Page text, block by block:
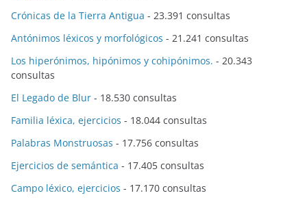
Crónicas de la Tierra Antigua - 23.391 consultas
Antónimos léxicos y morfológicos - 21.241 consultas
Los hiperónimos, hipónimos y cohipónimos. - 20.343
consultas
El Legado de Blur - 18.530 consultas
Familia léxica, ejercicios - 18.044 consultas
Palabras Monstruosas - 17.756 consultas
Ejercicios de semántica - 17.405 consultas
Campo léxico, ejercicios - 17.170 consultas